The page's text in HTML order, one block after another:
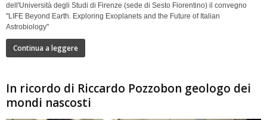
dell'Università degli Studi di Firenze (sede di Sesto Fiorentino) il convegno
"LIFE Beyond Earth. Exploring Exoplanets and the Future of Italian
Astrobiology"
Continua a leggere
In ricordo di Riccardo Pozzobon geologo dei
mondi nascosti